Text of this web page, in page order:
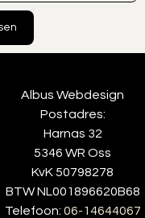
Albus Webdesign
Postadres:
Harnas 32
5346 WR Oss
KvK 50798278
BTW NL001896620B68
Telefoon: 06-14644067